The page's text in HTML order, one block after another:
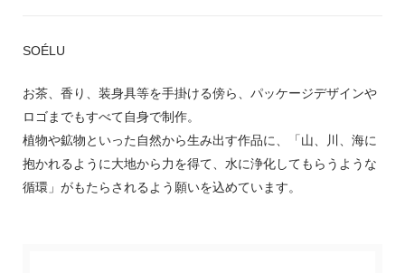
SOÉLU
お茶、香り、装身具等を手掛ける傍ら、パッケージデザインや
ロゴまでもすべて自身で制作。
植物や鉱物といった自然から生み出す作品に、「山、川、海に
抱かれるように大地から力を得て、水に浄化してもらうような
循環」がもたらされるよう願いを込めています。